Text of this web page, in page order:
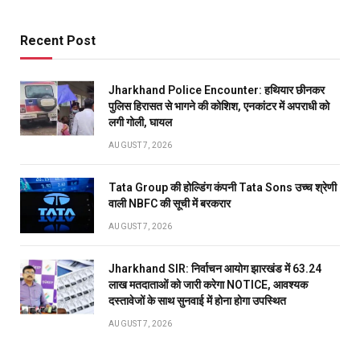
Recent Post
Jharkhand Police Encounter: हथियार छीनकर
पुलिस हिरासत से भागने की कोशिश, एनकांटर में अपराधी को
लगी गोली, घायल
AUGUST 7, 2026
Tata Group की होल्डिंग कंपनी Tata Sons उच्च श्रेणी
वाली NBFC की सूची में बरकरार
AUGUST 7, 2026
Jharkhand SIR: निर्वाचन आयोग झारखंड में 63.24
लाख मतदाताओं को जारी करेगा NOTICE, आवश्यक
दस्तावेजों के साथ सुनवाई में होना होगा उपस्थित
AUGUST 7, 2026